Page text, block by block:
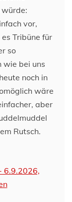
vor,
Tribüne für
so
wie bei uns
noch in
wäre
aber
Rutsch.